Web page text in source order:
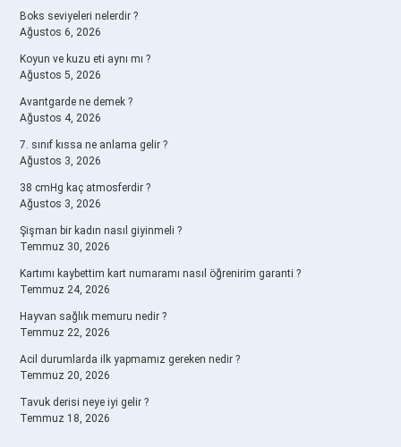
Boks seviyeleri nelerdir ?
Ağustos 6, 2026
Koyun ve kuzu eti aynı mı ?
Ağustos 5, 2026
Avantgarde ne demek ?
Ağustos 4, 2026
7. sınıf kıssa ne anlama gelir ?
Ağustos 3, 2026
38 cmHg kaç atmosferdir ?
Ağustos 3, 2026
Şişman bir kadın nasıl giyinmeli ?
Temmuz 30, 2026
Kartımı kaybettim kart numaramı nasıl öğrenirim garanti ?
Temmuz 24, 2026
Hayvan sağlık memuru nedir ?
Temmuz 22, 2026
Acil durumlarda ilk yapmamız gereken nedir ?
Temmuz 20, 2026
Tavuk derisi neye iyi gelir ?
Temmuz 18, 2026